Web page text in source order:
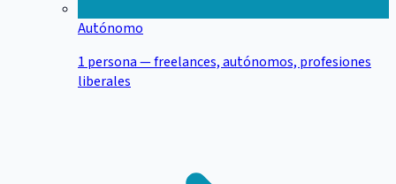
Autónomo
1 persona — freelances, autónomos, profesiones
liberales